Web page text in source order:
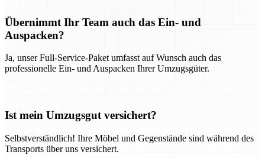
Übernimmt Ihr Team auch das Ein- und
Auspacken?
Ja, unser Full-Service-Paket umfasst auf Wunsch auch das
professionelle Ein- und Auspacken Ihrer Umzugsgüter.
Ist mein Umzugsgut versichert?
Selbstverständlich! Ihre Möbel und Gegenstände sind während des
Transports über uns versichert.